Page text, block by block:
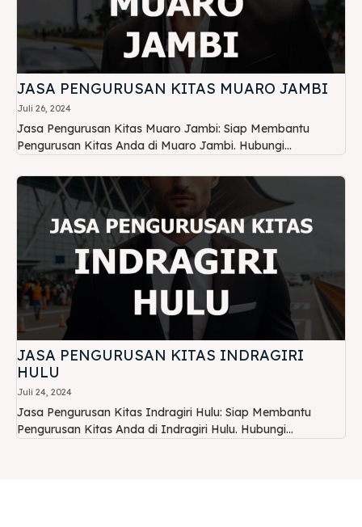
JASA PENGURUSAN KITAS MUARO JAMBI
Juli 26, 2024
Jasa Pengurusan Kitas Muaro Jambi: Siap Membantu
Pengurusan Kitas Anda di Muaro Jambi. Hubungi...
JASA PENGURUSAN KITAS INDRAGIRI
HULU
Juli 24, 2024
Jasa Pengurusan Kitas Indragiri Hulu: Siap Membantu
Pengurusan Kitas Anda di Indragiri Hulu. Hubungi...